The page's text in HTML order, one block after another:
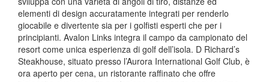
elementi di design accuratamente integrati per renderlo
giocabile e divertente sia per i golfisti esperti che per i
principianti. Avalon Links integra il campo da campionato del
resort come unica esperienza di golf dell’isola. D Richard’s
Steakhouse, situato presso l’Aurora International Golf Club, è
ora aperto per cena, un ristorante raffinato che offre